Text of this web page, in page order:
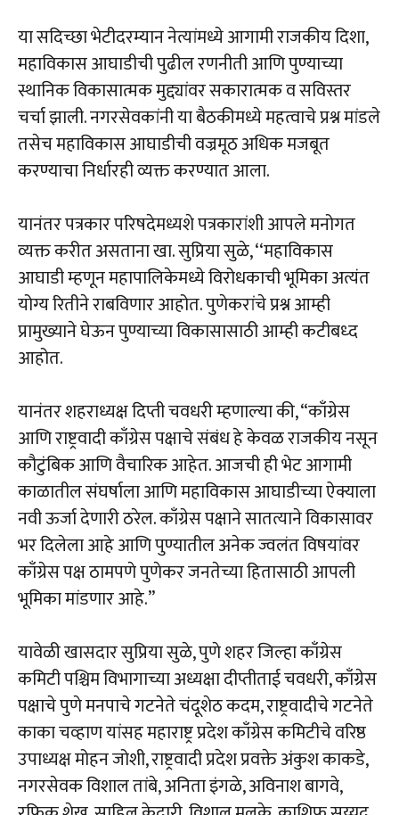
या सदिच्छा भेटीदरम्यान नेत्यांमध्ये आगामी राजकीय दिशा,
महाविकास आघाडीची पुढील रणनीती आणि पुण्याच्या
स्थानिक विकासात्मक मुद्द्यांवर सकारात्मक व सविस्तर
चर्चा झाली. नगरसेवकांनी या बैठकीमध्ये महत्वाचे प्रश्न मांडले
तसेच महाविकास आघाडीची वज्रमूठ अधिक मजबूत
करण्याचा निर्धारही व्यक्त करण्यात आला.
यानंतर पत्रकार परिषदेमध्यशे पत्रकारांशी आपले मनोगत
व्‍यक्त करीत असताना खा. सुप्रिया सुळे, ‘‘महाविकास
आघाडी म्हणून महापालिकेमध्ये विरोधकाची भूमिका अत्यंत
योग्य रितीने राबविणार आहोत. पुणेकरांचे प्रश्न आम्ही
प्रामुख्याने घेऊन पुण्याच्या विकासासाठी आम्ही कटीबध्द
आहोत.
यानंतर शहराध्यक्ष दिप्ती चवधरी म्हणाल्या की, “काँग्रेस
आणि राष्ट्रवादी काँग्रेस पक्षाचे संबंध हे केवळ राजकीय नसून
कौटुंबिक आणि वैचारिक आहेत. आजची ही भेट आगामी
काळातील संघर्षाला आणि महाविकास आघाडीच्या ऐक्याला
नवी ऊर्जा देणारी ठरेल. काँग्रेस पक्षाने सातत्याने विकासावर
भर दिलेला आहे आणि पुण्यातील अनेक ज्वलंत विषयांवर
काँग्रेस पक्ष ठामपणे पुणेकर जनतेच्या हितासाठी आपली
भूमिका मांडणार आहे.”
यावेळी खासदार सुप्रिया सुळे, पुणे शहर जिल्हा काँग्रेस
कमिटी पश्चिम विभागाच्या अध्यक्षा दीप्तीताई चवधरी, काँग्रेस
पक्षाचे पुणे मनपाचे गटनेते चंदूशेठ कदम, राष्ट्रवादीचे गटनेते
काका चव्‍हाण यांसह महाराष्ट्र प्रदेश काँग्रेस कमिटीचे वरिष्ठ
उपाध्यक्ष मोहन जोशी, राष्ट्रवादी प्रदेश प्रवक्ते अंकुश काकडे,
नगरसेवक विशाल तांबे, अनिता इंगळे, अविनाश बागवे,